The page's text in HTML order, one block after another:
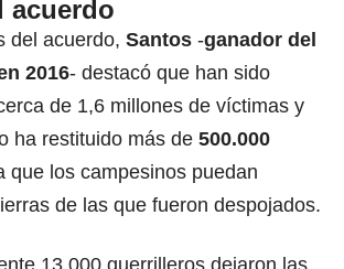
acuerdo
del acuerdo, Santos -ganador del
2016- destacó que han sido
de 1,6 millones de víctimas y
ha restituido más de 500.000
que los campesinos puedan
de las que fueron despojados.
13.000 guerrilleros dejaron las